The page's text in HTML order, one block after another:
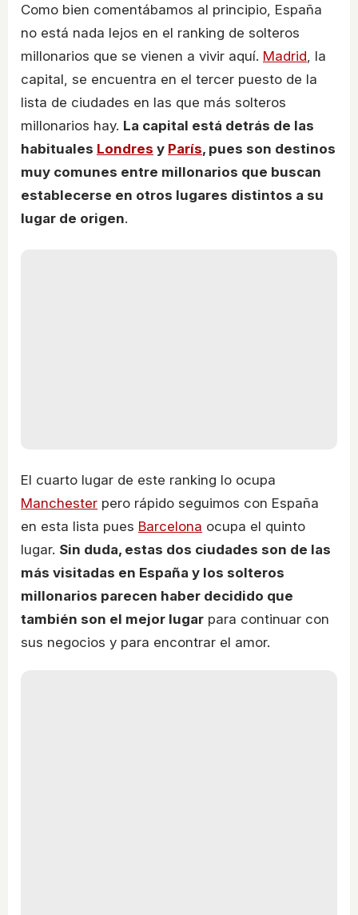
Como bien comentábamos al principio, España
no está nada lejos en el ranking de solteros
millonarios que se vienen a vivir aquí. Madrid , la
capital, se encuentra en el tercer puesto de la
lista de ciudades en las que más solteros
millonarios hay. La capital está detrás de las
habituales Londres y París, pues son destinos
muy comunes entre millonarios que buscan
establecerse en otros lugares distintos a su
lugar de origen.
El cuarto lugar de este ranking lo ocupa
Manchester pero rápido seguimos con España
en esta lista pues Barcelona ocupa el quinto
lugar. Sin duda, estas dos ciudades son de las
más visitadas en España y los solteros
millonarios parecen haber decidido que
también son el mejor lugar para continuar con
sus negocios y para encontrar el amor.